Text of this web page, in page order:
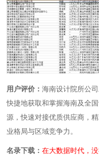
用户评价：海南设计院所公
快捷地获取和掌握海南及全
源，快速对接优质供应商，
业格局与区域竞争力。
名录下载：在大数据时代，